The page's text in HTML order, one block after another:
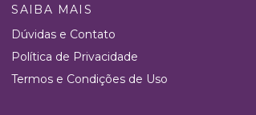
SAIBA MAIS
Dúvidas e Contato
Política de Privacidade
Termos e Condições de Uso